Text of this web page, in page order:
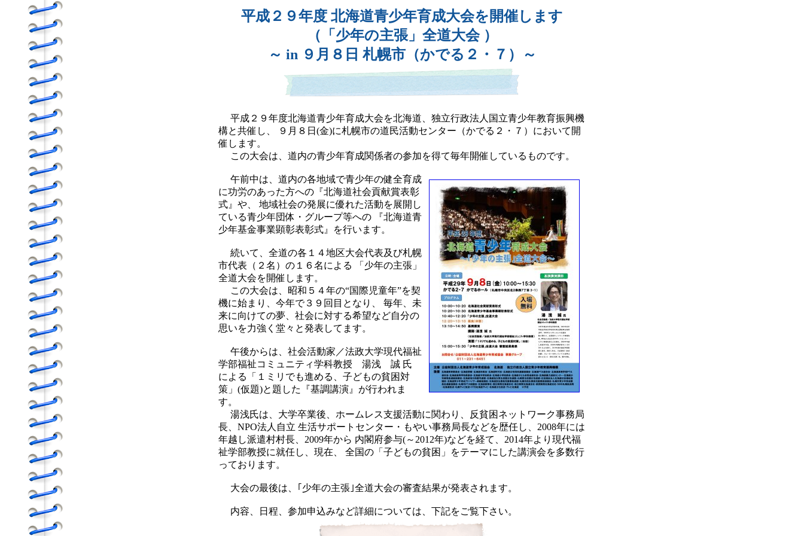
平成２９年度 北海道青少年育成大会を開催します
（「少年の主張」全道大会 ）
～ in ９月８日 札幌市（かでる２・７）～
平成２９年度北海道青少年育成大会を北海道、独立行政法人国立青少年教育振興機
構と共催し、 ９月８日(金)に札幌市の道民活動センター（かでる２・７）において開
催します。
この大会は、道内の青少年育成関係者の参加を得て毎年開催しているものです。
午前中は、道内の各地域で青少年の健全育成
に功労のあった方への『北海道社会貢献賞表彰
式』や、 地域社会の発展に優れた活動を展開し
ている青少年団体・グループ等への 『北海道青
少年基金事業顕彰表彰式』を行います。
続いて、全道の各１４地区大会代表及び札幌
市代表（２名）の１６名による 「少年の主張」
全道大会を開催します。
この大会は、昭和５４年の“国際児童年”を契
機に始まり、今年で３９回目となり、 毎年、未
来に向けての夢、社会に対する希望など自分の
思いを力強く堂々と発表してます。
午後からは、社会活動家／法政大学現代福祉
学部福祉コミュニティ学科教授 湯浅 誠 氏
による「１ミリでも進める、子どもの貧困対
策」(仮題)と題した『基調講演』が行われま
す。
湯浅氏は、大学卒業後、ホームレス支援活動に関わり、反貧困ネットワーク事務局
長、NPO法人自立 生活サポートセンター・もやい事務局長などを歴任し、2008年には
年越し派遣村村長、2009年から 内閣府参与(～2012年)などを経て、2014年より現代福
祉学部教授に就任し、現在、 全国の「子どもの貧困」をテーマにした講演会を多数行
っております。
大会の最後は、｢少年の主張｣全道大会の審査結果が発表されます。
内容、日程、参加申込みなど詳細については、下記をご覧下さい。